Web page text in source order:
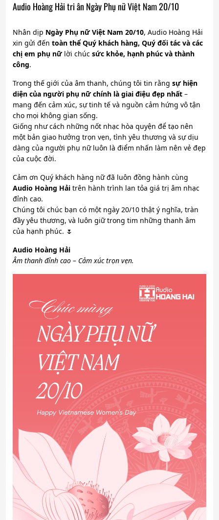
Audio Hoàng Hải tri ân Ngày Phụ nữ Việt Nam 20/10
Nhân dịp Ngày Phụ nữ Việt Nam 20/10, Audio Hoàng Hải
xin gửi đến toàn thể Quý khách hàng, Quý đối tác và các
chị em phụ nữlời chúc sức khỏe, hạnh phúc và thành
công.
Trong thế giới của âm thanh, chúng tôi tin rằng sự hiện
diện của người phụ nữ chính là giai điệu đẹp nhất –
mang đến cảm xúc, sự tinh tế và nguồn cảm hứng vô tận
cho mọi không gian sống.
Giống như cách những nốt nhạc hòa quyện để tạo nên
một bản giao hưởng trọn vẹn, tình yêu thương và sự dịu
dàng của người phụ nữ luôn là điểm nhấn làm nên vẻ đẹp
của cuộc đời.
Cảm ơn Quý khách hàng nữ đã luôn đồng hành cùng
Audio Hoàng Hải trên hành trình lan tỏa giá trị âm nhạc
đỉnh cao.
Chúng tôi chúc bạn có một ngày 20/10 thật ý nghĩa, tràn
đầy yêu thương, và luôn giữ trong tim những thanh âm
của hạnh phúc. 🌷
Audio Hoàng Hải
Âm thanh đỉnh cao – Cảm xúc trọn vẹn.